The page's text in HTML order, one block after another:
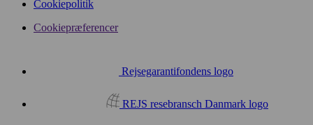
Cookiepolitik
Cookiepræferencer
Rejsegarantifondens logo
REJS resebransch Danmark logo